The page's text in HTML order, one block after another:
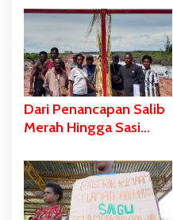
Dijadikan Tempat
Pengibaran Bendera
Merah Putih
Dari Penancapan Salib
Merah Hingga Sasi
Penolakan PSN